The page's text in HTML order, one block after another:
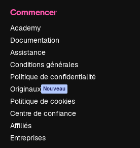
Commencer
Academy
Documentation
Assistance
Conditions générales
Politique de confidentialité
Originaux Nouveau
Politique de cookies
Centre de confiance
Affiliés
Entreprises